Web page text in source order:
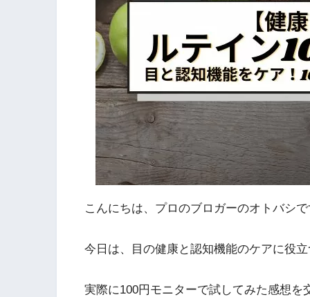
こんにちは、プロのブロガーのオトバシ
今日は、目の健康と認知機能のケアに役
実際に100円モニターで試してみた感想